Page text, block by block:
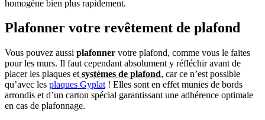
homogène bien plus rapidement.
Plafonner votre revêtement de plafond
Vous pouvez aussi plafonner votre plafond, comme vous le faites
pour les murs. Il faut cependant absolument y réfléchir avant de
placer les plaques et systèmes de plafond, car ce n’est possible
qu’avec les plaques Gyplat ! Elles sont en effet munies de bords
arrondis et d’un carton spécial garantissant une adhérence optimale
en cas de plafonnage.